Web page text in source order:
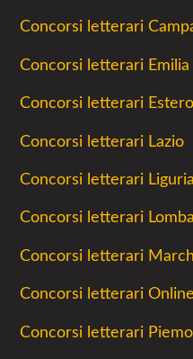
Concorsi letterari
Concorsi letterari Emilia
Concorsi letterari Estero
Concorsi letterari Lazio
Concorsi letterari Liguria
Concorsi letterari
Concorsi letterari
Concorsi letterari Online
Concorsi letterari